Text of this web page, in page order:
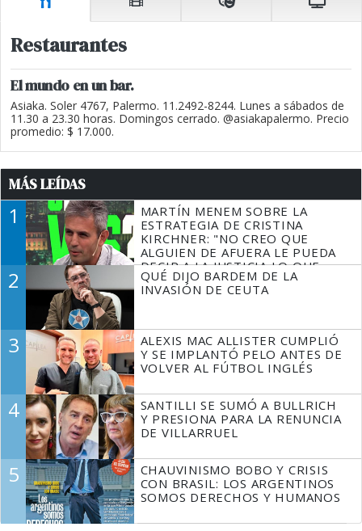
Restaurantes
El mundo en un bar.
Asiaka. Soler 4767, Palermo. 11.2492-8244. Lunes a sábados de
11.30 a 23.30 horas. Domingos cerrado. @asiakapalermo. Precio
promedio: $ 17.000.
MÁS LEÍDAS
1
MARTÍN MENEM SOBRE LA
ESTRATEGIA DE CRISTINA
KIRCHNER: "NO CREO QUE
ALGUIEN DE AFUERA LE PUEDA
DECIR A LA JUSTICIA LO QUE
TIENE QUE HACER"
2
QUÉ DIJO BARDEM DE LA
INVASIÓN DE CEUTA
3
ALEXIS MAC ALLISTER CUMPLIÓ
Y SE IMPLANTÓ PELO ANTES DE
VOLVER AL FÚTBOL INGLÉS
4
SANTILLI SE SUMÓ A BULLRICH
Y PRESIONA PARA LA RENUNCIA
DE VILLARRUEL
5
CHAUVINISMO BOBO Y CRISIS
CON BRASIL: LOS ARGENTINOS
SOMOS DERECHOS Y HUMANOS